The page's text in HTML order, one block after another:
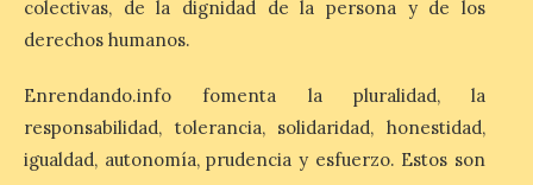
han visitado las
exposiciones ‘Alma de
América. Arte y mito
precolombino’ y ‘Mundus
colectivas, de la dignidad de la persona y de los
derechos humanos.
Enrendando.info fomenta la pluralidad, la
responsabilidad, tolerancia, solidaridad, honestidad,
igualdad, autonomía, prudencia y esfuerzo. Estos son